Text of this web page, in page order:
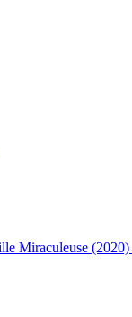
Miraculeuse